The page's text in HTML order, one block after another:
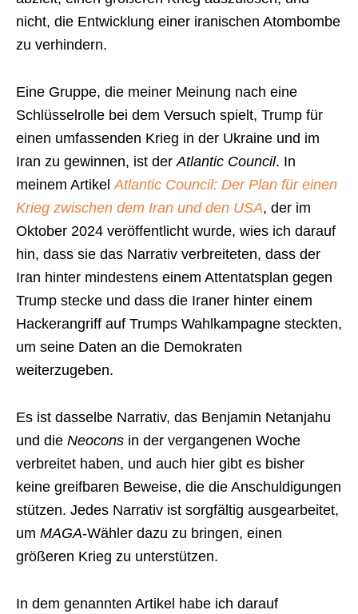
nicht, die Entwicklung einer iranischen Atombombe
zu verhindern.
Eine Gruppe, die meiner Meinung nach eine
Schlüsselrolle bei dem Versuch spielt, Trump für
einen umfassenden Krieg in der Ukraine und im
Iran zu gewinnen, ist der Atlantic Council. In
meinem Artikel Atlantic Council: Der Plan für einen
Krieg zwischen dem Iran und den USA, der im
Oktober 2024 veröffentlicht wurde, wies ich darauf
hin, dass sie das Narrativ verbreiteten, dass der
Iran hinter mindestens einem Attentatsplan gegen
Trump stecke und dass die Iraner hinter einem
Hackerangriff auf Trumps Wahlkampagne steckten,
um seine Daten an die Demokraten
weiterzugeben.
Es ist dasselbe Narrativ, das Benjamin Netanjahu
und die Neocons in der vergangenen Woche
verbreitet haben, und auch hier gibt es bisher
keine greifbaren Beweise, die die Anschuldigungen
stützen. Jedes Narrativ ist sorgfältig ausgearbeitet,
um MAGA-Wähler dazu zu bringen, einen
größeren Krieg zu unterstützen.
In dem genannten Artikel habe ich darauf